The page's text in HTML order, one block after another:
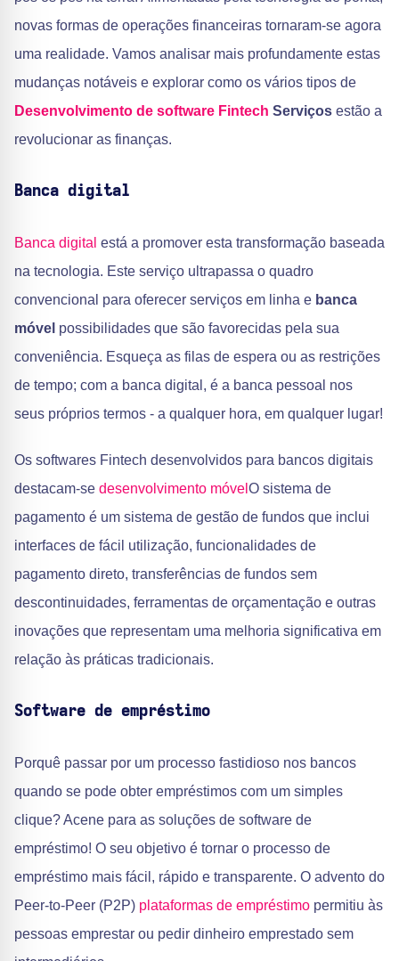
novas formas de operações financeiras tornaram-se agora
uma realidade. Vamos analisar mais profundamente estas
mudanças notáveis e explorar como os vários tipos de
Desenvolvimento de software Fintech Serviços estão a
revolucionar as finanças.
Banca digital
Banca digital está a promover esta transformação baseada
na tecnologia. Este serviço ultrapassa o quadro
convencional para oferecer serviços em linha e banca
móvel possibilidades que são favorecidas pela sua
conveniência. Esqueça as filas de espera ou as restrições
de tempo; com a banca digital, é a banca pessoal nos
seus próprios termos - a qualquer hora, em qualquer lugar!
Os softwares Fintech desenvolvidos para bancos digitais
destacam-se desenvolvimento móvel O sistema de
pagamento é um sistema de gestão de fundos que inclui
interfaces de fácil utilização, funcionalidades de
pagamento direto, transferências de fundos sem
descontinuidades, ferramentas de orçamentação e outras
inovações que representam uma melhoria significativa em
relação às práticas tradicionais.
Software de empréstimo
Porquê passar por um processo fastidioso nos bancos
quando se pode obter empréstimos com um simples
clique? Acene para as soluções de software de
empréstimo! O seu objetivo é tornar o processo de
empréstimo mais fácil, rápido e transparente. O advento do
Peer-to-Peer (P2P) plataformas de empréstimo permitiu às
pessoas emprestar ou pedir dinheiro emprestado sem